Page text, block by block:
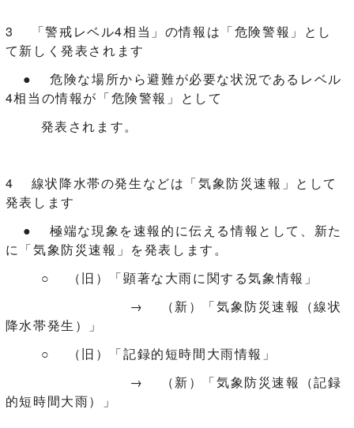
3 「警戒レベル4相当」の情報は「危険警報」とし
て新しく発表されます
● 危険な場所から避難が必要な状況であるレベル
4相当の情報が「危険警報」として
発表されます。
4 線状降水帯の発生などは「気象防災速報」として
発表します
● 極端な現象を速報的に伝える情報として、新た
に「気象防災速報」を発表します。
○ （旧）「顕著な大雨に関する気象情報」
→ （新）「気象防災速報（線状
降水帯発生）」
○ （旧）「記録的短時間大雨情報」
→ （新）「気象防災速報（記録
的短時間大雨）」